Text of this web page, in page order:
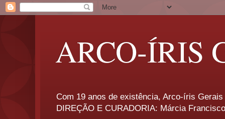
ARCO-ÍRIS
Com 19 anos de existência, Arco-íris
DIREÇÃO E CURADORIA: Márcia